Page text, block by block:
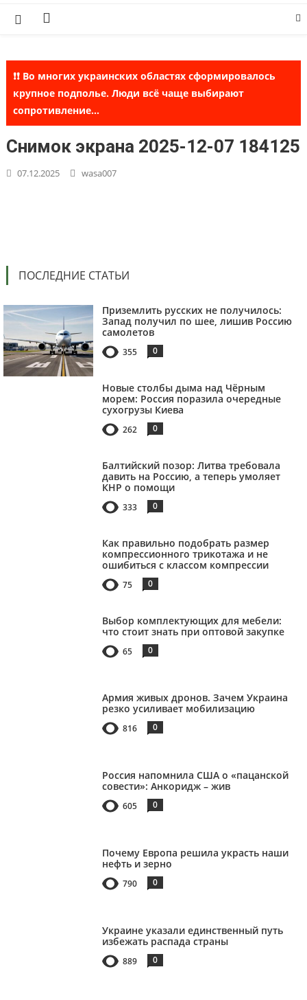
❗❗ Во многих украинских областях сформировалось
крупное подполье. Люди всё чаще выбирают
сопротивление...
Снимок экрана 2025-12-07 184125
07.12.2025 wasa007
ПОСЛЕДНИЕ СТАТЬИ
Приземлить русских не получилось:
Запад получил по шее, лишив Россию
самолетов
355 0
Новые столбы дыма над Чёрным
морем: Россия поразила очередные
сухогрузы Киева
262 0
Балтийский позор: Литва требовала
давить на Россию, а теперь умоляет
КНР о помощи
333 0
Как правильно подобрать размер
компрессионного трикотажа и не
ошибиться с классом компрессии
75 0
Выбор комплектующих для мебели:
что стоит знать при оптовой закупке
65 0
Армия живых дронов. Зачем Украина
резко усиливает мобилизацию
816 0
Россия напомнила США о «пацанской
совести»: Анкоридж – жив
605 0
Почему Европа решила украсть наши
нефть и зерно
790 0
Украине указали единственный путь
избежать распада страны
889 0